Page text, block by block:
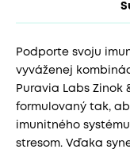
Podporte svoju
vyváženej
Puravia Labs Zinok
formulovaný tak,
imunitného
stresom. Vďaka